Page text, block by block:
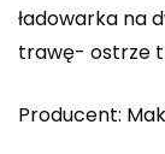
ładowarka na
trawę- ostrze
Producent: